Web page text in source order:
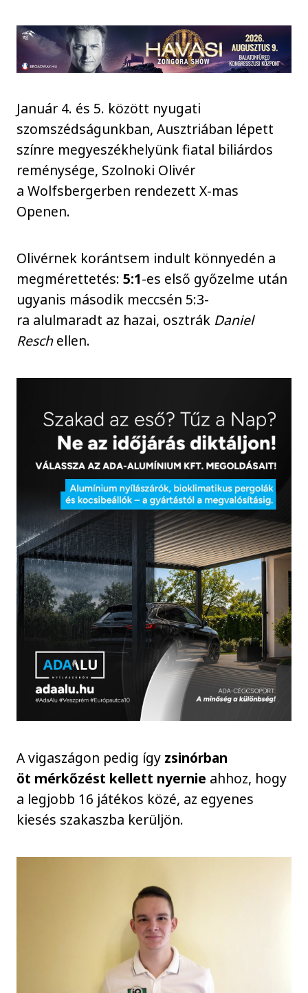
Január 4. és 5. között nyugati
szomszédságunkban, Ausztriában lépett
színre megyeszékhelyünk fiatal biliárdos
reménysége, Szolnoki Olivér
a Wolfsbergerben rendezett X-mas
Openen.
Olivérnek korántsem indult könnyedén a
megmérettetés:5:1-es első győzelme után
ugyanis második meccsén 5:3-
ra alulmaradt az hazai, osztrák Daniel
Reschellen.
A vigaszágon pedig így zsinórban
öt mérkőzést kellett nyernie ahhoz, hogy
a legjobb 16 játékos közé, az egyenes
kiesés szakaszba kerüljön.